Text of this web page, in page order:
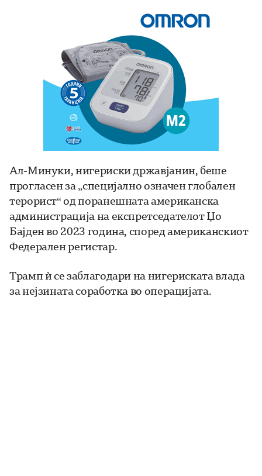
Ал-Минуки, нигериски државјанин, беше
прогласен за „специјално означен глобален
терорист“ од поранешната американска
администрација на експретседателот Џо
Бајден во 2023 година, според американскиот
Федерален регистар.
Трамп ѝ се заблагодари на нигериската влада
за нејзината соработка во операцијата.